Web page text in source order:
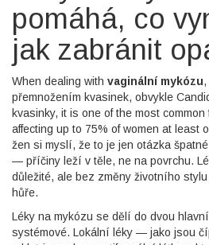
pomáhá, co
jak zabránit
When dealing with vaginální mykózu,
přemnožením kvasinek, obvykle
kvasinky, it is one of the most
affecting up to 75% of women at least
žen si myslí, že to je jen otázka
— příčiny leží v těle, ne na povrchu.
důležité, ale bez změny životního
hůře.
Léky na mykózu se dělí do dvou
systémové. Lokální léky — jako jsou